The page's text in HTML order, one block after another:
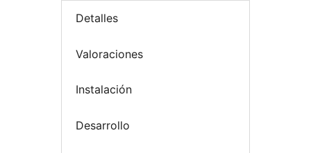
Detalles
Valoraciones
Instalación
Desarrollo